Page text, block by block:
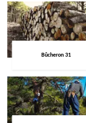
Bûcheron 31